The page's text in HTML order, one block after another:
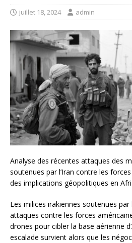
juillet 18, 2024 admin
Analyse des récentes attaques des
soutenues par l’Iran contre les
des implications géopolitiques en
Les milices irakiennes soutenues par
attaques contre les forces
drones pour cibler la base aérienne
escalade survient alors que les